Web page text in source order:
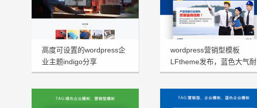
高度可设置的wordpress企
业主题indigo分享
wordpress营销型模板
LFtheme发布，蓝色大气耐
看型首选